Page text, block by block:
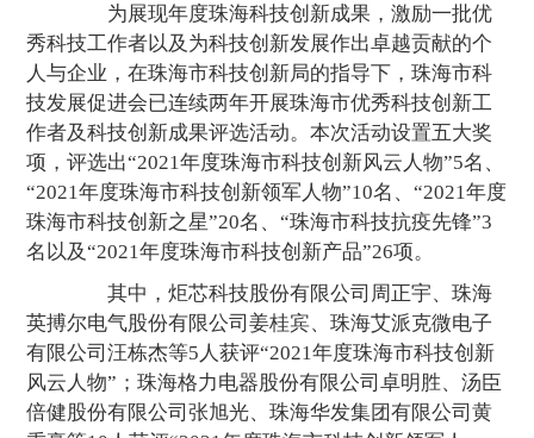
为展现年度珠海科技创新成果，激励一批优
秀科技工作者以及为科技创新发展作出卓越贡献的个
人与企业，在珠海市科技创新局的指导下，珠海市科
技发展促进会已连续两年开展珠海市优秀科技创新工
作者及科技创新成果评选活动。本次活动设置五大奖
项，评选出“2021年度珠海市科技创新风云人物”5名、
“2021年度珠海市科技创新领军人物”10名、“2021年度
珠海市科技创新之星”20名、“珠海市科技抗疫先锋”3
名以及“2021年度珠海市科技创新产品”26项。
其中，炬芯科技股份有限公司周正宇、珠海
英搏尔电气股份有限公司姜桂宾、珠海艾派克微电子
有限公司汪栋杰等5人获评“2021年度珠海市科技创新
风云人物”；珠海格力电器股份有限公司卓明胜、汤臣
倍健股份有限公司张旭光、珠海华发集团有限公司黄